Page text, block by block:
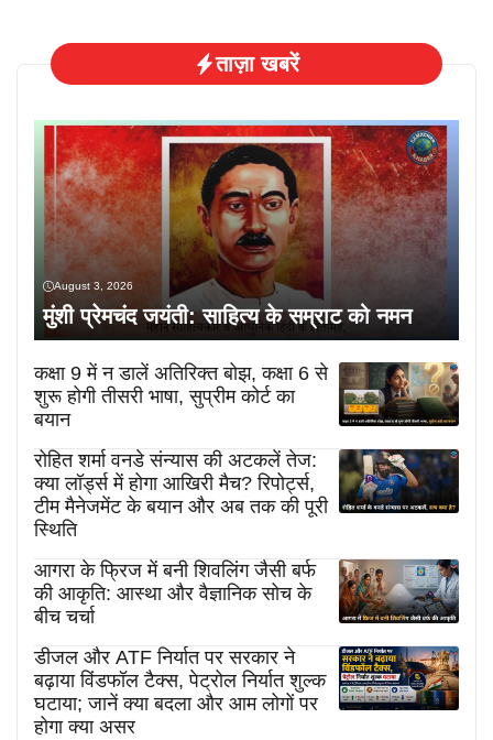
ताज़ा खबरें
August 3, 2026
मुंशी प्रेमचंद जयंती: साहित्य के सम्राट को नमन
कक्षा 9 में न डालें अतिरिक्त बोझ, कक्षा 6 से
शुरू होगी तीसरी भाषा, सुप्रीम कोर्ट का
बयान
रोहित शर्मा वनडे संन्यास की अटकलें तेज:
क्या लॉर्ड्स में होगा आखिरी मैच? रिपोर्ट्स,
टीम मैनेजमेंट के बयान और अब तक की पूरी
स्थिति
आगरा के फ्रिज में बनी शिवलिंग जैसी बर्फ
की आकृति: आस्था और वैज्ञानिक सोच के
बीच चर्चा
डीजल और ATF निर्यात पर सरकार ने
बढ़ाया विंडफॉल टैक्स, पेट्रोल निर्यात शुल्क
घटाया; जानें क्या बदला और आम लोगों पर
होगा क्या असर